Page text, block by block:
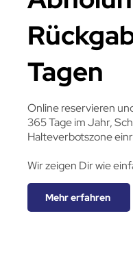
Tagen
Online reservieren
365 Tage im Jahr,
Halteverbotszone
Wir zeigen Dir wie
Mehr erfahren